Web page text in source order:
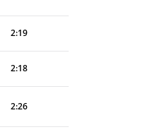
2:19
2:18
2:26